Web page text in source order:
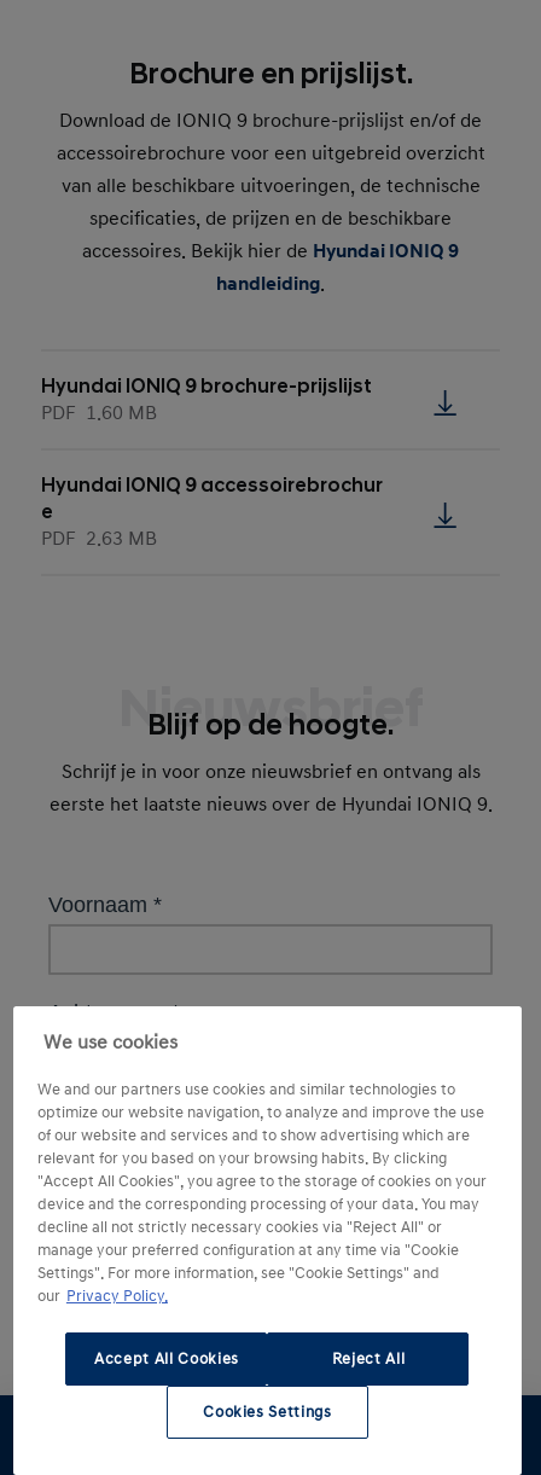
Brochure en prijslijst.
Download de IONIQ 9 brochure-prijslijst en/of de
accessoirebrochure voor een uitgebreid overzicht
van alle beschikbare uitvoeringen, de technische
specificaties, de prijzen en de beschikbare
accessoires. Bekijk hier de Hyundai IONIQ 9
handleiding.
Hyundai IONIQ 9 brochure-prijslijst
PDF 1.60 MB
Hyundai IONIQ 9 accessoirebrochur
e
PDF 2.63 MB
Nieuwsbrief
Blijf op de hoogte.
Schrijf je in voor onze nieuwsbrief en ontvang als
eerste het laatste nieuws over de Hyundai IONIQ 9.
We use cookies
We and our partners use cookies and similar technologies to
optimize our website navigation, to analyze and improve the use
of our website and services and to show advertising which are
relevant for you based on your browsing habits. By clicking
"Accept All Cookies", you agree to the storage of cookies on your
device and the corresponding processing of your data. You may
decline all not strictly necessary cookies via "Reject All" or
manage your preferred configuration at any time via "Cookie
Settings". For more information, see "Cookie Settings" and
our Privacy Policy.
Accept All Cookies Reject All
Cookies Settings